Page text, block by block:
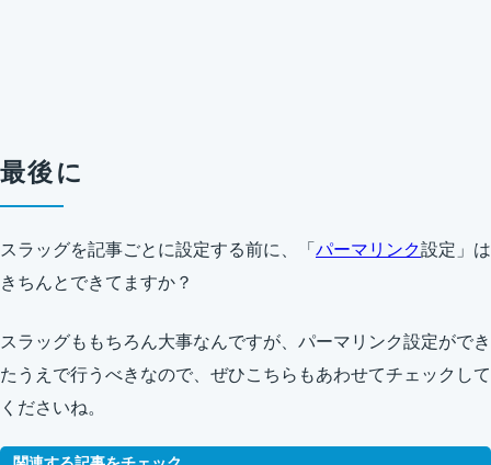
最後に
スラッグを記事ごとに設定する前に、「 パーマリンク設定」は
きちんとできてますか？
スラッグももちろん大事なんですが、パーマリンク設定ができ
たうえで行うべきなので、ぜひこちらもあわせてチェックして
くださいね。